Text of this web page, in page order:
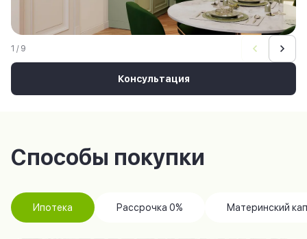
Консультация
1 / 9
Способы покупки
Ипотека Рассрочка 0% Материнский